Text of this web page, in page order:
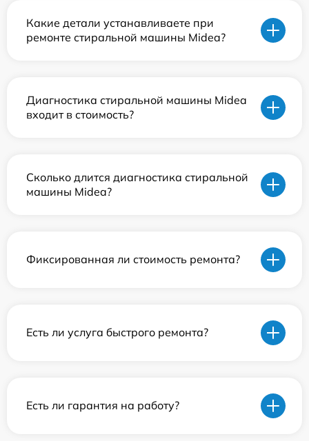
Какие детали устанавливаете при
ремонте стиральной машины Midea?
Диагностика стиральной машины Midea
входит в стоимость?
Сколько длится диагностика стиральной
машины Midea?
Фиксированная ли стоимость ремонта?
Есть ли услуга быстрого ремонта?
Есть ли гарантия на работу?